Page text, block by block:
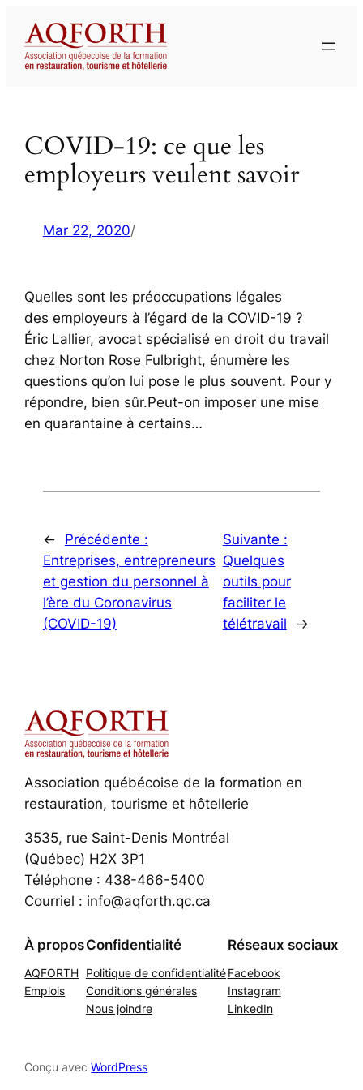
contenu
COVID-19: ce que les
employeurs veulent savoir
Mar 22, 2020/
Quelles sont les préoccupations légales
des employeurs à l’égard de la COVID-19 ?
Éric Lallier, avocat spécialisé en droit du travail
chez Norton Rose Fulbright, énumère les
questions qu’on lui pose le plus souvent. Pour y
répondre, bien sûr.Peut-on imposer une mise
en quarantaine à certains…
←
Précédente :
Entreprises, entrepreneurs
et gestion du personnel à
l’ère du Coronavirus
(COVID-19)
Suivante :
Quelques
outils pour
faciliter le
télétravail
→
Association québécoise de la formation en
restauration, tourisme et hôtellerie
3535, rue Saint-Denis Montréal
(Québec) H2X 3P1
Téléphone : 438-466-5400
Courriel : info@aqforth.qc.ca
À propos
AQFORTH
Emplois
Confidentialité
Politique de confidentialité
Conditions générales
Nous joindre
Réseaux sociaux
Facebook
Instagram
LinkedIn
Conçu avecWordPress